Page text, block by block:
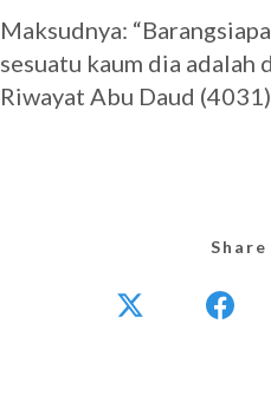
Maksudnya:
sesuatu kaum dia adalah
Riwayat Abu Daud (4031)